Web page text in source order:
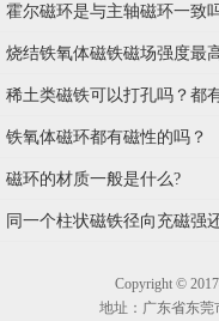
霍尔磁环是与主轴磁环一致
烧结铁氧体磁铁磁场强度最
稀土类磁铁可以打孔吗？都
铁氧体磁环都有磁性的吗？
磁环的材质一般是什么?
同一个柱状磁铁径向充磁强
Copyright ©
地址：广东省东莞